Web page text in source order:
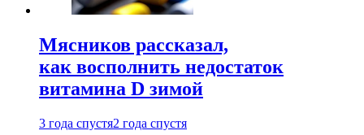
Мясников рассказал,
как восполнить недостаток
витамина D зимой
3 года спустя2 года спустя